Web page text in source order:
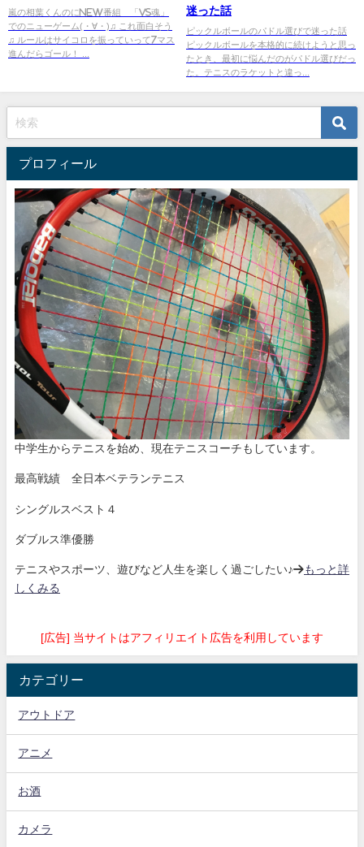
嵐の相葉くんのにNEW番組 「VS魂」
でのニューゲーム(・∀・)♫ これ面白そう
♫ ルールはサイコロを振っていって7マス
進んだらゴール！ ...
迷った話
ピックルボールのパドル選びで迷った話
ピックルボールを本格的に続けようと思っ
たとき、最初に悩んだのがパドル選びだっ
た。テニスのラケットと違っ...
プロフィール
中学生からテニスを始め、現在テニスコーチもしています。
最高戦績 全日本ベテランテニス
シングルスベスト４
ダブルス準優勝
テニスやスポーツ、遊びなど人生を楽しく過ごしたい♪→もっと詳
しくみる
[広告] 当サイトはアフィリエイト広告を利用しています
カテゴリー
アウトドア
アニメ
お酒
カメラ